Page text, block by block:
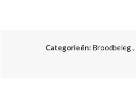
Categorieën: Broodbeleg,